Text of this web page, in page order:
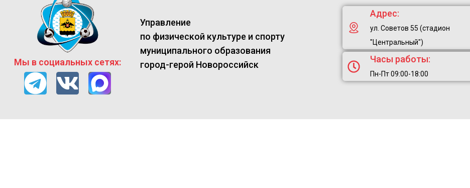
Мы в социальных сетях:
Управление
по физической культуре и спорту
муниципального образования
город-герой Новороссийск
Адрес:
ул. Советов 55 (стадион
"Центральный")
Часы работы:
Пн-Пт 09:00-18:00